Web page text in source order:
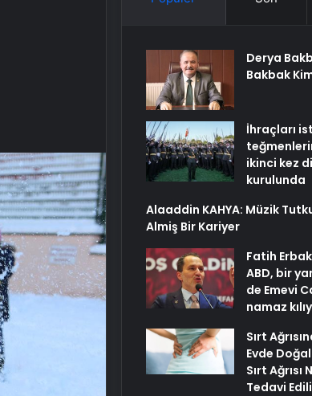
Derya
Bakbak
İhraçları
ikinci kez
kurulunda
Alaaddin KAHYA: Müzik
Almiş Bir Kariyer
Fatih
ABD, bir
de Emevi
namaz
Sırt
Evde
Sırt Ağrısı
Tedavi